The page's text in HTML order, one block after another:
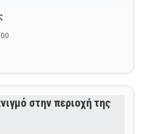
στην περιοχή της